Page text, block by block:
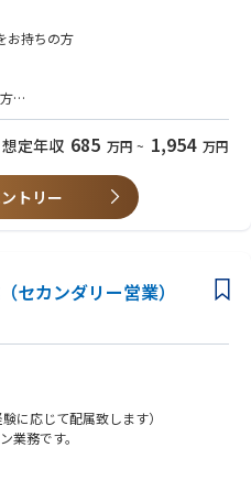
部、法人営業部の選択となりま
お持ちの方
務を経験した方の応募も可能です）
想定年収 685 万円 ~ 1,954 万円
トリー
セカンダリー営業）
に応じて配属致します）
業務です。